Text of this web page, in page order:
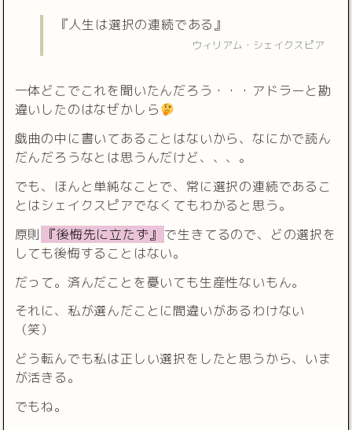
『人生は選択の連続である』
ウィリアム・シェイクスピア
一体どこでこれを聞いたんだろう・・・アドラーと勘
違いしたのはなぜかしら
戯曲の中に書いてあることはないから、なにかで読ん
だんだろうなとは思うんだけど、、、。
でも、ほんと単純なことで、常に選択の連続であるこ
とはシェイクスピアでなくてもわかると思う。
原則
『後悔先に立たず』 で生きてるので、どの選択を
しても後悔することはない。
だって。済んだことを憂いても生産性ないもん。
それに、私が選んだことに間違いがあるわけない
（笑）
どう転んでも私は正しい選択をしたと思うから、いま
が活きる。
でもね。